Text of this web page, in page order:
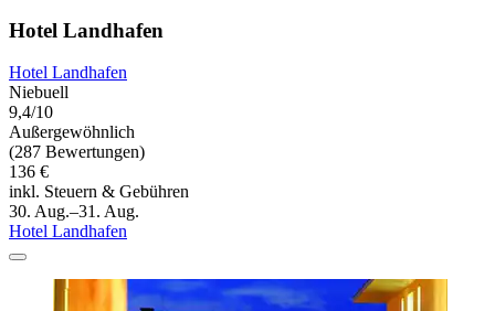
Hotel Landhafen
Hotel Landhafen
Niebuell
9,4/10
Außergewöhnlich
(287 Bewertungen)
136 €
inkl. Steuern & Gebühren
30. Aug.–31. Aug.
Hotel Landhafen